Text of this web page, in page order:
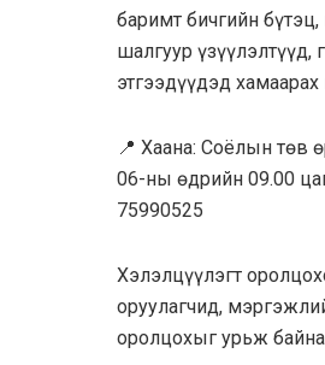
баримт бичгийн
шалгуур үзүүлэлтүүд,
этгээдүүдэд
📍 Хаана: Соёлын төв
06-ны өдрийн 09.00
75990525
Хэлэлцүүлэгт
оруулагчид,
оролцохыг урьж